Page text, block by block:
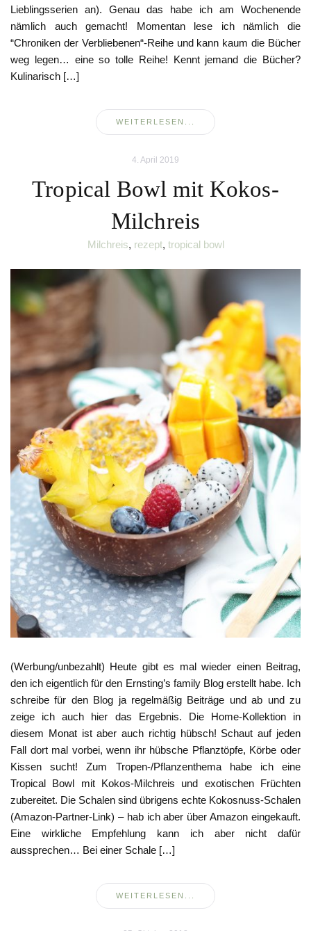
Lieblingsserien an). Genau das habe ich am Wochenende
nämlich auch gemacht! Momentan lese ich nämlich die
“Chroniken der Verbliebenen“-Reihe und kann kaum die Bücher
weg legen… eine so tolle Reihe! Kennt jemand die Bücher?
Kulinarisch […]
WEITERLESEN...
4. April 2019
Tropical Bowl mit Kokos-
Milchreis
Milchreis, rezept, tropical bowl
(Werbung/unbezahlt) Heute gibt es mal wieder einen Beitrag,
den ich eigentlich für den Ernsting’s family Blog erstellt habe. Ich
schreibe für den Blog ja regelmäßig Beiträge und ab und zu
zeige ich auch hier das Ergebnis. Die Home-Kollektion in
diesem Monat ist aber auch richtig hübsch! Schaut auf jeden
Fall dort mal vorbei, wenn ihr hübsche Pflanztöpfe, Körbe oder
Kissen sucht! Zum Tropen-/Pflanzenthema habe ich eine
Tropical Bowl mit Kokos-Milchreis und exotischen Früchten
zubereitet. Die Schalen sind übrigens echte Kokosnuss-Schalen
(Amazon-Partner-Link) – hab ich aber über Amazon eingekauft.
Eine wirkliche Empfehlung kann ich aber nicht dafür
aussprechen… Bei einer Schale […]
WEITERLESEN...